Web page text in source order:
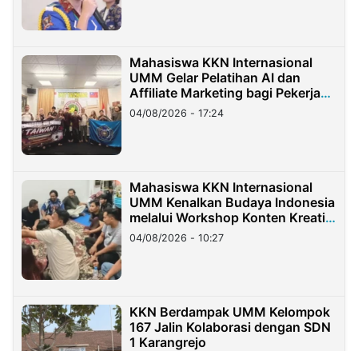
Mahasiswa KKN Internasional
UMM Gelar Pelatihan AI dan
Affiliate Marketing bagi Pekerja
Migran Indonesia di Taiwan
04/08/2026 - 17:24
Mahasiswa KKN Internasional
UMM Kenalkan Budaya Indonesia
melalui Workshop Konten Kreatif
di Taiwan
04/08/2026 - 10:27
KKN Berdampak UMM Kelompok
167 Jalin Kolaborasi dengan SDN
1 Karangrejo